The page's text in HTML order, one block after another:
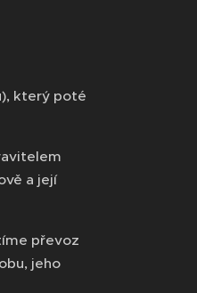
který poté
a její
převoz
jeho